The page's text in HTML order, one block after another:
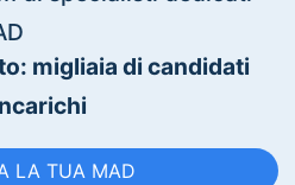
migliaia di candidati
LA TUA MAD